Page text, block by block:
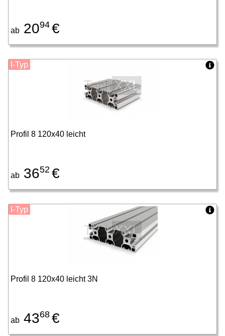
ab 2094 €
Profil 8 120x40 leicht
ab 3652 €
I-Typ
Profil 8 120x40 leicht 3N
ab 4368 €
I-Typ